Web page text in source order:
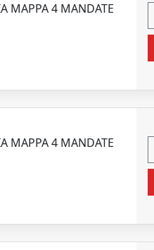
MAPPA 4 MANDATE
MAPPA 4 MANDATE